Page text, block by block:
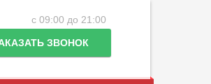
с 09:00 до 21:00
ЗВОНОК